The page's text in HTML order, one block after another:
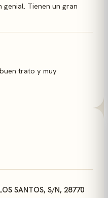
genial. Tienen un gran
trato y muy
SANTOS, S/N, 28770